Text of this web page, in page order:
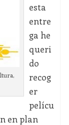
esta
entre
ga he
queri
do
recog
er
pelícu
en plan